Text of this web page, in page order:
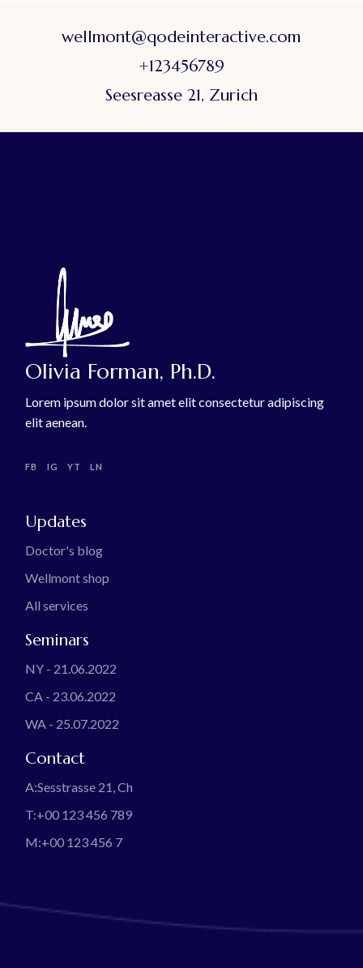
wellmont@qodeinteractive.com
+123456789
Seesreasse 21, Zurich
Olivia Forman, Ph.D.
Lorem ipsum dolor sit amet elit consectetur adipiscing
elit aenean.
FB IG YT LN
Updates
Doctor's blog
Wellmont shop
All services
Seminars
NY - 21.06.2022
CA - 23.06.2022
WA - 25.07.2022
Contact
A:Sesstrasse 21, Ch
T:+00 123 456 789
M:+00 123 456 7